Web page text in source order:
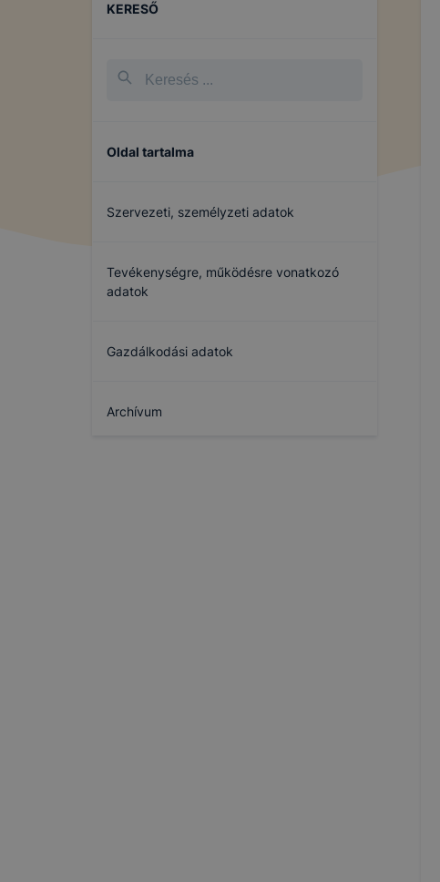
KERESŐ
Oldal tartalma
Szervezeti, személyzeti adatok
Tevékenységre, működésre vonatkozó
adatok
Gazdálkodási adatok
Archívum